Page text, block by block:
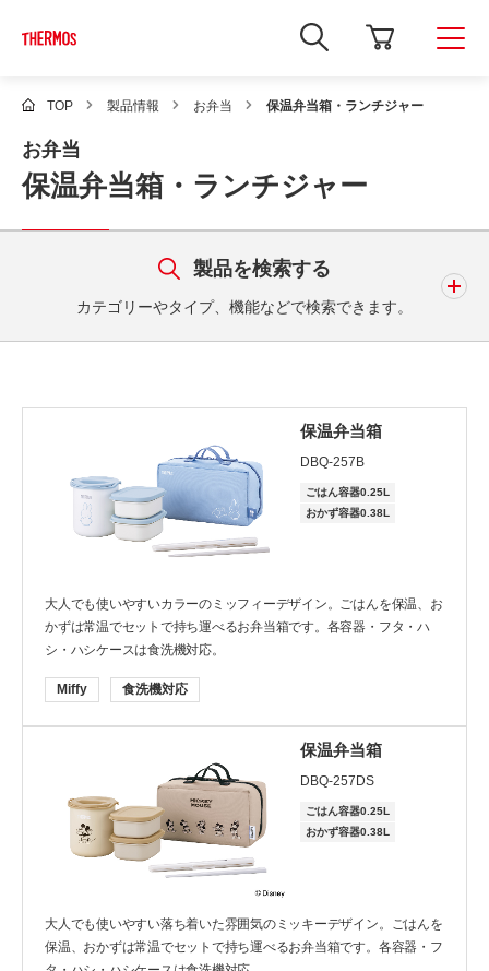
新
し
ィ
ン
で
Google
内
検
を
き
TOP 製品情報 お弁当 保温弁当箱・ランチジャー
お弁当
保温弁当箱・ランチジャー
製品を検索する
カテゴリーやタイプ、機能などで検索できます。
カテゴリー
タイプ
ランチケース・スープジャーポーチ
保温弁当箱・ランチジャー
お弁当箱
保温弁当箱
DBQ-257B
ごはん容器0.25L
おかず容器0.38L
大人でも使いやすいカラーのミッフィーデザイン。ごはんを保温、お
かずは常温でセットで持ち運べるお弁当箱です。各容器・フタ・ハ
シ・ハシケースは食洗機対応。
Miffy 食洗機対応
保温弁当箱
DBQ-257DS
ごはん容器0.25L
おかず容器0.38L
大人でも使いやすい落ち着いた雰囲気のミッキーデザイン。ごはんを
保温、おかずは常温でセットで持ち運べるお弁当箱です。各容器・フ